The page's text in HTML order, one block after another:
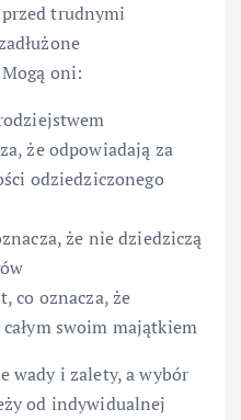
przed trudnymi
oni:
że odpowiadają za
odziedziczonego
że nie dziedziczą
co oznacza, że
swoim majątkiem
wady i zalety, a wybór
od indywidualnej